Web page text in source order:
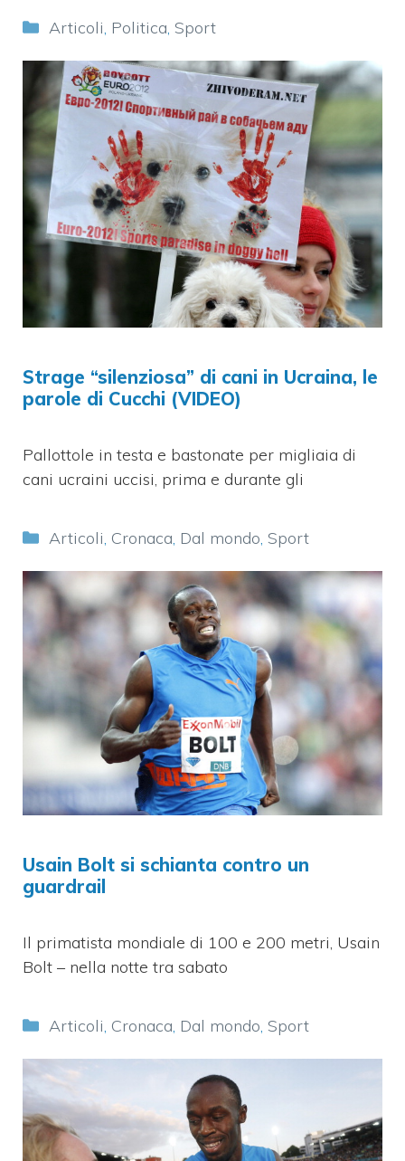
Categorie
Articoli, Politica, Sport
Strage “silenziosa” di cani in Ucraina, le
parole di Cucchi (VIDEO)
Pallottole in testa e bastonate per migliaia di
cani ucraini uccisi, prima e durante gli
Categorie
Articoli, Cronaca, Dal mondo, Sport
Usain Bolt si schianta contro un
guardrail
Il primatista mondiale di 100 e 200 metri, Usain
Bolt – nella notte tra sabato
Categorie
Articoli, Cronaca, Dal mondo, Sport